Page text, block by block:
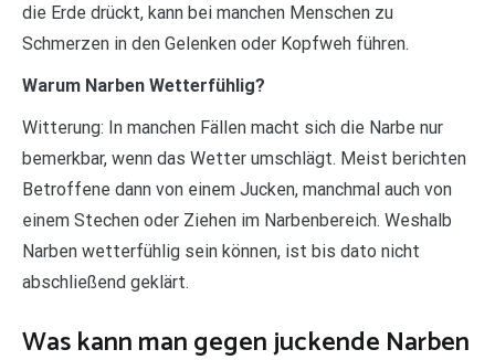
die Erde drückt, kann bei manchen Menschen zu
Schmerzen in den Gelenken oder Kopfweh führen.
Warum Narben Wetterfühlig?
Witterung: In manchen Fällen macht sich die Narbe nur
bemerkbar, wenn das Wetter umschlägt. Meist berichten
Betroffene dann von einem Jucken, manchmal auch von
einem Stechen oder Ziehen im Narbenbereich. Weshalb
Narben wetterfühlig sein können, ist bis dato nicht
abschließend geklärt.
Was kann man gegen juckende Narben